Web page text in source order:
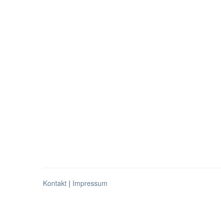
Kontakt | Impressum